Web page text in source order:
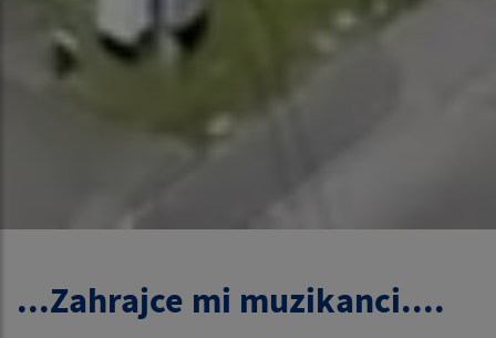
...Zahrajce mi muzikanci....